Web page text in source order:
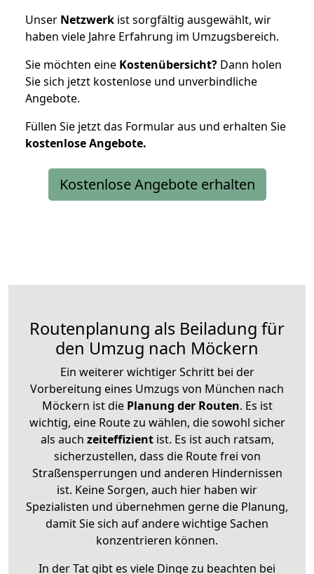
Unser Netzwerk ist sorgfältig ausgewählt, wir
haben viele Jahre Erfahrung im Umzugsbereich.
Sie möchten eine Kostenübersicht? Dann holen
Sie sich jetzt kostenlose und unverbindliche
Angebote.
Füllen Sie jetzt das Formular aus und erhalten Sie
kostenloseAngebote.
Kostenlose Angebote erhalten
Routenplanung als Beiladung für
den Umzug nach Möckern
Ein weiterer wichtiger Schritt bei der
Vorbereitung eines Umzugs von München nach
Möckern ist diePlanung der Routen. Es ist
wichtig, eine Route zu wählen, die sowohl sicher
als auch zeiteffizientist. Es ist auch ratsam,
sicherzustellen, dass die Route frei von
Straßensperrungen und anderen Hindernissen
ist. Keine Sorgen, auch hier haben wir
Spezialisten und übernehmen gerne die Planung,
damit Sie sich auf andere wichtige Sachen
konzentrieren können.
In der Tat gibt es viele Dinge zu beachten bei